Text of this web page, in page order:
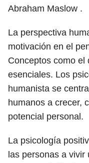
Abraham Maslow .
La perspectiva
motivación en el
Conceptos como el
esenciales. Los
humanista se
humanos a crecer,
potencial personal.
La psicología
las personas a